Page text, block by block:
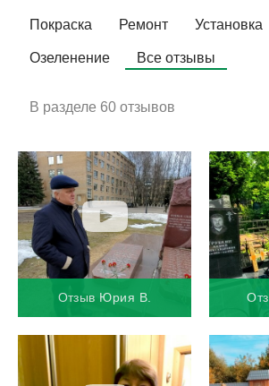
Покраска Ремонт Установка
Озеленение Все отзывы
В разделе 60 отзывов
Отзыв Юрия В.